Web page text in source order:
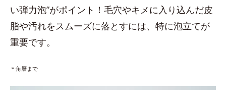
い弾力泡”がポイント！毛穴やキメに入り込んだ皮
脂や汚れをスムーズに落とすには、特に泡立てが
重要です。
＊角層まで